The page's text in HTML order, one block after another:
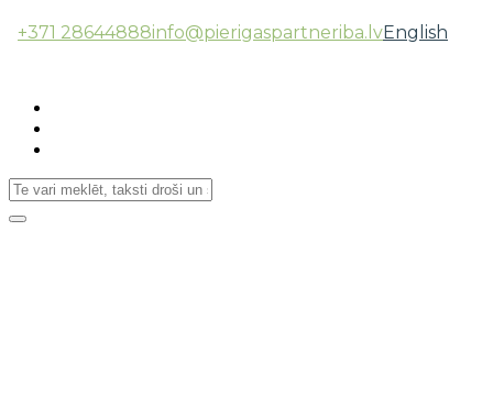
+371 28644888info@pierigaspartneriba.lvEnglish
Toggle